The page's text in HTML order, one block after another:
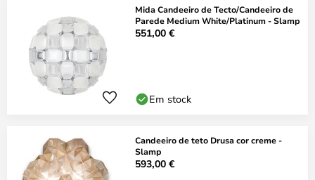
Mida Candeeiro de Tecto/Candeeiro de
Parede Medium White/Platinum - Slamp
551,00 €
Em stock
Candeeiro de teto Drusa cor creme -
Slamp
593,00 €